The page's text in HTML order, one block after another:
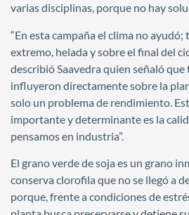
varias disciplinas, porque no hay
“En esta campaña el clima no
extremo, helada y sobre el final del
describió Saavedra quien señaló que
influyeron directamente sobre la
solo un problema de rendimiento.
importante y determinante es la
pensamos en industria”.
El grano verde de soja es un grano
conserva clorofila que no se llegó a
porque, frente a condiciones de